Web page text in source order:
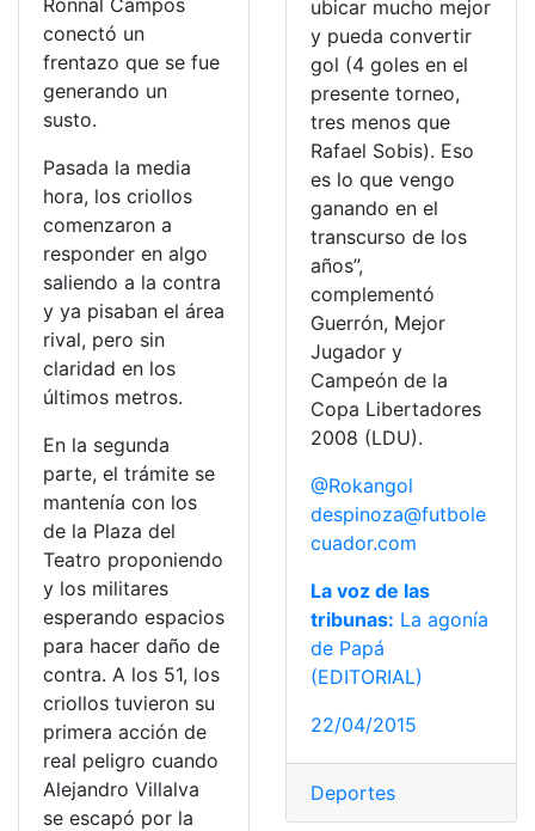
Rónnal Campos
conectó un
frentazo que se fue
generando un
susto.
Pasada la media
hora, los criollos
comenzaron a
responder en algo
saliendo a la contra
y ya pisaban el área
rival, pero sin
claridad en los
últimos metros.
En la segunda
parte, el trámite se
mantenía con los
de la Plaza del
Teatro proponiendo
y los militares
esperando espacios
para hacer daño de
contra. A los 51, los
criollos tuvieron su
primera acción de
real peligro cuando
Alejandro Villalva
se escapó por la
ubicar mucho mejor
y pueda convertir
gol (4 goles en el
presente torneo,
tres menos que
Rafael Sobis). Eso
es lo que vengo
ganando en el
transcurso de los
años”,
complementó
Guerrón, Mejor
Jugador y
Campeón de la
Copa Libertadores
2008 (LDU).
@Rokangol
despinoza@futbole
cuador.com
La voz de las
tribunas: La agonía
de Papá
(EDITORIAL)
22/04/2015
Deportes